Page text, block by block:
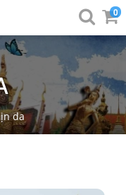
0
da